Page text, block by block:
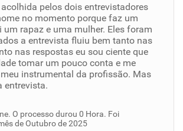
pelos dois entrevistadores
no momento porque faz um
rapaz e uma mulher. Eles foram
a entrevista fluiu bem tanto nas
nas respostas eu sou ciente que
tomar um pouco conta e me
instrumental da profissão. Mas
entrevista.
O processo durou 0 Hora. Foi
de Outubro de 2025